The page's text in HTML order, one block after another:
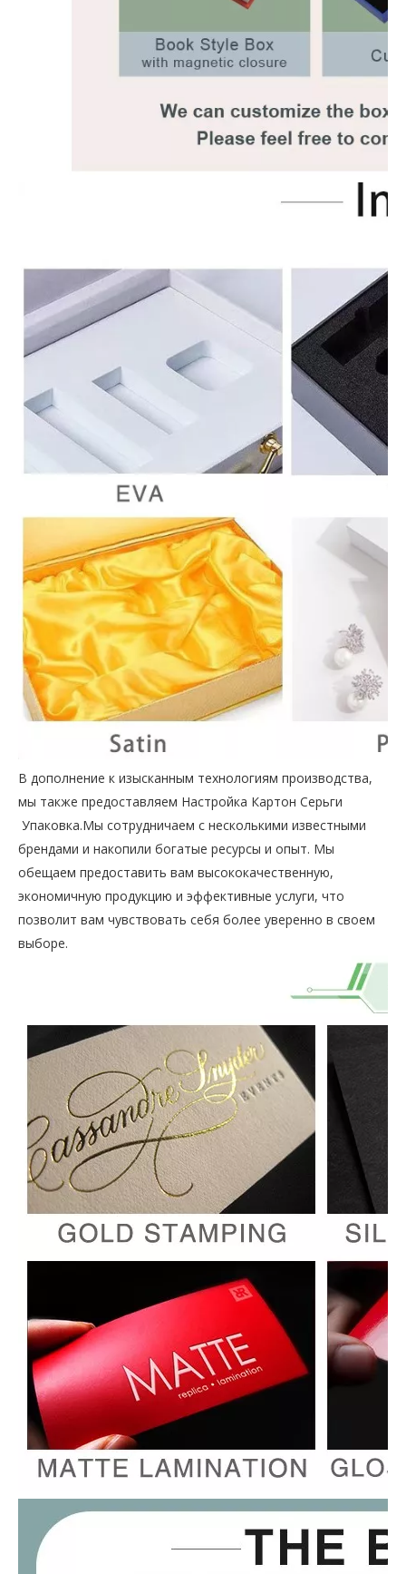
В дополнение к изысканным технологиям производства,
мы также предоставляем Настройка Картон Серьги
Упаковка.Мы сотрудничаем с несколькими известными
брендами и накопили богатые ресурсы и опыт. Мы
обещаем предоставить вам высококачественную,
экономичную продукцию и эффективные услуги, что
позволит вам чувствовать себя более уверенно в своем
выборе.